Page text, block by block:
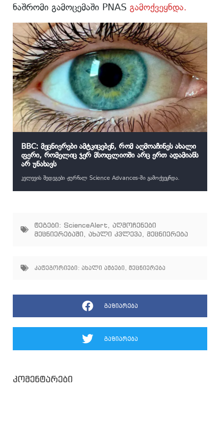
ნაშრომი გამოცემაში PNAS გამოქვეყნდა.
BBC: მეცნიერები ამტკიცებენ, რომ აღმოაჩინეს ახალი
ფერი, რომელიც ჯერ მსოფლიოში არც ერთ ადამიანს
არ უნახავს
კვლევის შედეგები ჟურნალ Science Advances-ში გამოქვეყნდა.
ტეგები: ScienceAlert, აღმოჩენები
მეცნიერებაში, ახალი კვლევა, მეცნიერება
კატეგორიები: ახალი ამბები , მეცნიერება
გაზიარება
გაზიარება
კომენტარები